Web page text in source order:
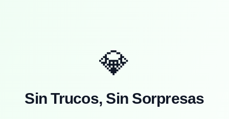
💎
Sin Trucos, Sin Sorpresas